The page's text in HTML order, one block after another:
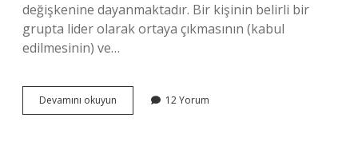
değişkenine dayanmaktadır. Bir kişinin belirli bir
grupta lider olarak ortaya çıkmasının (kabul
edilmesinin) ve…
Devamını okuyun
Teorileri
12 Yorum